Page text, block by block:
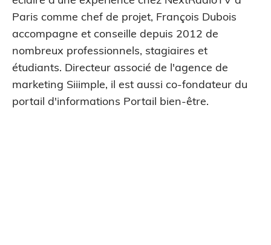
Paris comme chef de projet, François Dubois
accompagne et conseille depuis 2012 de
nombreux professionnels, stagiaires et
étudiants. Directeur associé de l'agence de
marketing Siiimple, il est aussi co-fondateur du
portail d'informations Portail bien-être.